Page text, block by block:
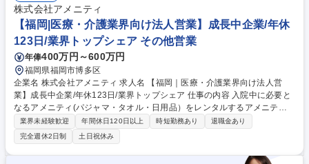
で、患者様、利用者様へのサービス向上に直結する為、大変やりがいのあ
るお仕事です。 ★2007年の設立以来、従業員数2,600名を超える企業に成
長した優良企業！ 募集職種 【名古屋｜医療・介護業界向け法人営業】業
界トップシェアの成長企業/年休123日
株式会社アメニティ
【福岡|医療・介護業界向け法人営業】成長中企業/年休
123日/業界トップシェア その他営業
年俸400万円～600万円
福岡県福岡市博多区
企業名 株式会社アメニティ 求人名 【福岡｜医療・介護業界向け法人営
業】成長中企業/年休123日/業界トップシェア 仕事の内容 入院中に必要と
なるアメニティ(パジャマ・タオル・日用品）をレンタルするアメニティ
サポートシステムを提供している当社にて、病院・介護施設向けの提案営
業をお任せ致します。 アメニティのレンタルサービスの提案だけでなく、
人材派遣・紹介等幅広く事業展開しているため、多角的に提案ができるこ
ともポイントの一つです。社会貢献性も高く、今後の高齢化社会において
業界未経験歓迎 年間休日120日以上 時短勤務あり
退職金あり
完全週休2日制
土日祝休み